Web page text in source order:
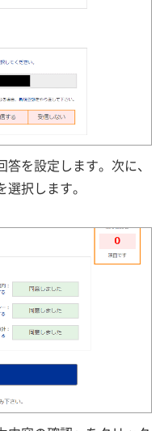
を設定します。次に、
択します。